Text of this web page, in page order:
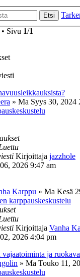
Etsi
Sivu 1/1
» Ma Syys 30, 2024
Kirjoittaja jazzhole
2026 9:47 am
Karppu » Ma Kesä
karppauskeskustelu
Kirjoittaja Vanha
2026 4:04 pm
ja
» Ma Touko 11,